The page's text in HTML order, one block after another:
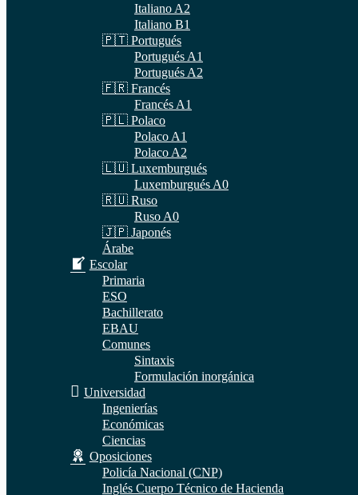
Italiano A2
Italiano B1
🇵🇹 Portugués
Portugués A1
Portugués A2
🇫🇷 Francés
Francés A1
🇵🇱 Polaco
Polaco A1
Polaco A2
🇱🇺 Luxemburgués
Luxemburgués A0
🇷🇺 Ruso
Ruso A0
🇯🇵 Japonés
Árabe
Escolar
Primaria
ESO
Bachillerato
EBAU
Comunes
Sintaxis
Formulación inorgánica
Universidad
Ingenierías
Económicas
Ciencias
Oposiciones
Policía Nacional (CNP)
Inglés Cuerpo Técnico de Hacienda